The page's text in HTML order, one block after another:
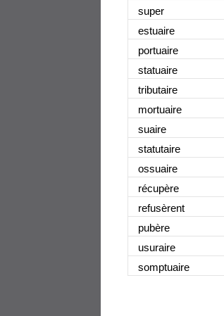
super
estuaire
portuaire
statuaire
tributaire
mortuaire
suaire
statutaire
ossuaire
récupère
refusèrent
pubère
usuraire
somptuaire